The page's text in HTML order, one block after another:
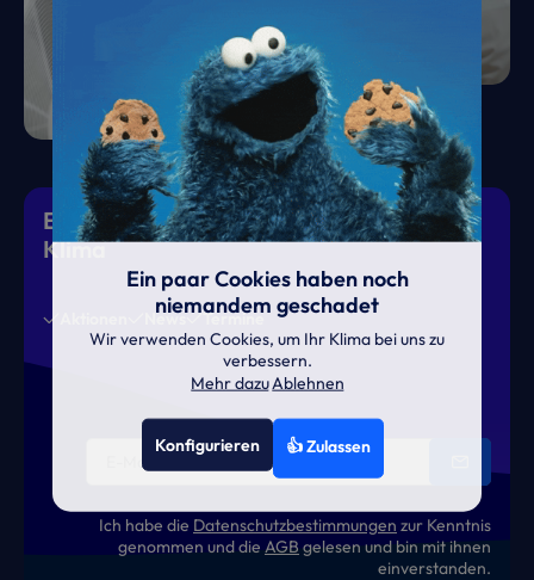
Eiskalte Deals & heiße News für gutes
Klima
News Termine
Ich habe die Datenschutzbestimmungen zur Kenntnis
genommen und die AGB gelesen und bin mit ihnen
einverstanden.
Ein paar Cookies haben noch
niemandem geschadet
Wir verwenden Cookies, um Ihr Klima bei uns zu
verbessern.
Mehr dazuAblehnen
Konfigurieren 👍 Zulassen